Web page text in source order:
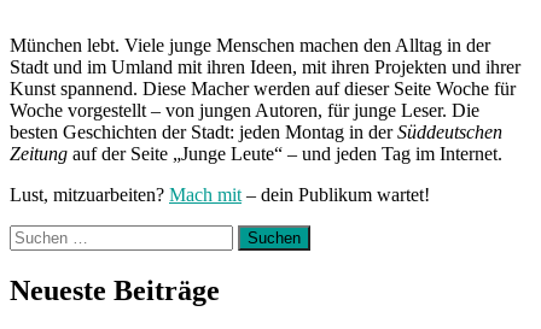
München lebt. Viele junge Menschen machen den Alltag in der
Stadt und im Umland mit ihren Ideen, mit ihren Projekten und ihrer
Kunst spannend. Diese Macher werden auf dieser Seite Woche für
Woche vorgestellt – von jungen Autoren, für junge Leser. Die
besten Geschichten der Stadt: jeden Montag in derSüddeutschen
Zeitung auf der Seite „Junge Leute“ – und jeden Tag im Internet.
Lust, mitzuarbeiten? Mach mit – dein Publikum wartet!
Suchen
nach:
Neueste Beiträge